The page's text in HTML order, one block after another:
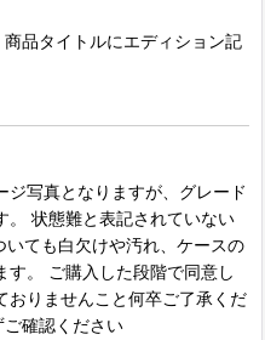
品タイトルにエディション記
写真となりますが、グレード
。 状態難と表記されていない
いても白欠けや汚れ、ケースの
。 ご購入した段階で同意し
おりませんこと何卒ご了承くだ
ご確認ください